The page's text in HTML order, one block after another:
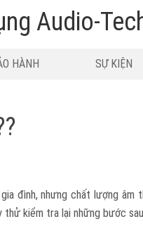
HÀNH SỰ KIỆN
đình, nhưng chất lượng âm
kiểm tra lại những bước